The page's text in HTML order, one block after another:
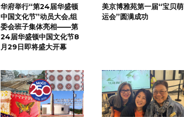
华府举行“第24届华盛顿
中国文化节”动员大会,组
委会班子集体亮相——第
24届华盛顿中国文化节8
月29日即将盛大开幕
美京博雅苑第一届“宝贝萌
运会”圆满成功